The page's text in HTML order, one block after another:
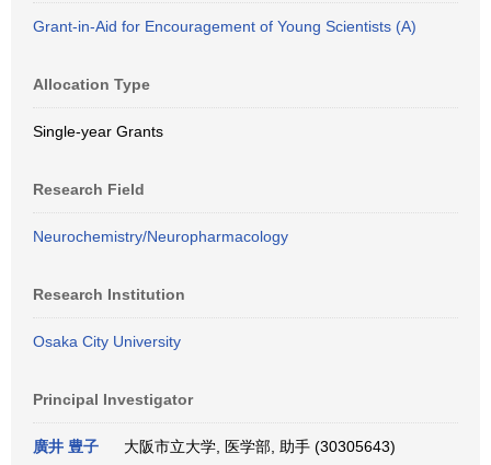
Grant-in-Aid for Encouragement of Young Scientists (A)
Allocation Type
Single-year Grants
Research Field
Neurochemistry/Neuropharmacology
Research Institution
Osaka City University
Principal Investigator
廣井 豊子 大阪市立大学, 医学部, 助手 (30305643)